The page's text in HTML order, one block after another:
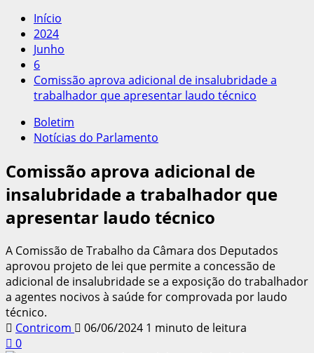
Início
2024
Junho
6
Comissão aprova adicional de insalubridade a
trabalhador que apresentar laudo técnico
Boletim
Notícias do Parlamento
Comissão aprova adicional de
insalubridade a trabalhador que
apresentar laudo técnico
A Comissão de Trabalho da Câmara dos Deputados
aprovou projeto de lei que permite a concessão de
adicional de insalubridade se a exposição do trabalhador
a agentes nocivos à saúde for comprovada por laudo
técnico.
Contricom
06/06/2024 1 minuto de leitura
0